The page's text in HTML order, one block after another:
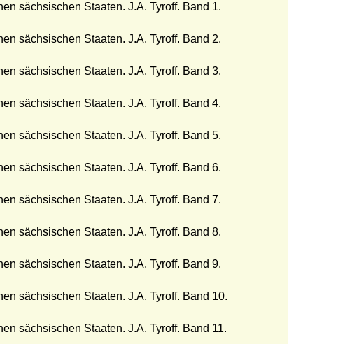
sächsischen Staaten. J.A. Tyroff. Band 1.
sächsischen Staaten. J.A. Tyroff. Band 2.
sächsischen Staaten. J.A. Tyroff. Band 3.
sächsischen Staaten. J.A. Tyroff. Band 4.
sächsischen Staaten. J.A. Tyroff. Band 5.
sächsischen Staaten. J.A. Tyroff. Band 6.
sächsischen Staaten. J.A. Tyroff. Band 7.
sächsischen Staaten. J.A. Tyroff. Band 8.
sächsischen Staaten. J.A. Tyroff. Band 9.
sächsischen Staaten. J.A. Tyroff. Band 10.
sächsischen Staaten. J.A. Tyroff. Band 11.